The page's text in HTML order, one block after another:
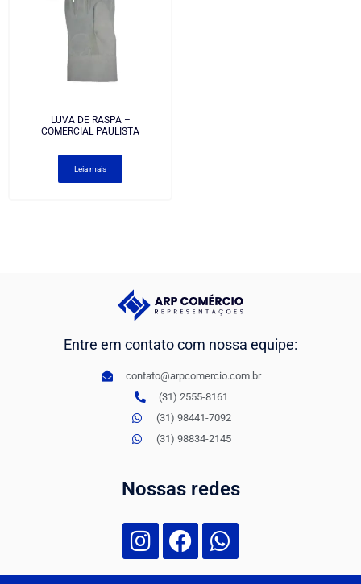
LUVA DE RASPA –
COMERCIAL PAULISTA
Leia mais
Entre em contato com nossa equipe:
contato@arpcomercio.com.br
(31) 2555-8161
(31) 98441-7092
(31) 98834-2145
Nossas redes